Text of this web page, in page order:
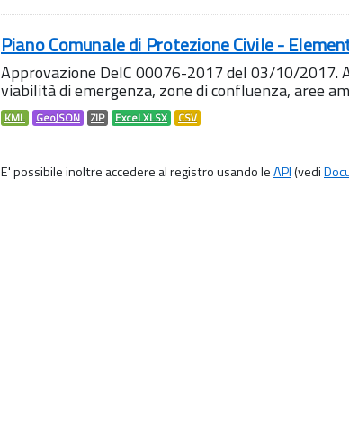
Piano Comunale di Protezione Civile -
Approvazione DelC 00076-2017 del 03/10/2017.
viabilità di emergenza, zone di confluenza, aree
KML GeoJSON ZIP Excel XLSX CSV
E' possibile inoltre accedere al registro usando leAPI(vedi